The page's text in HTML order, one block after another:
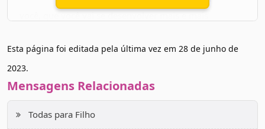
lar. Basta continuar a ser você mesmo e acreditar no
próprio potencial.
Saiba que a mamãe te ama infinitamente e é capaz de
tudo para te ver feliz. Beijos e abraços no seu coração.
Esta página foi editada pela última vez em 28 de junho de
2023.
Mensagens Relacionadas
Todas para Filho